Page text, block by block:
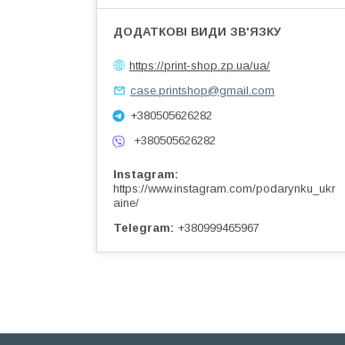
https://print-shop.zp.ua/ua/
case.printshop@gmail.com
+380505626282
+380505626282
Instagram
https://www.instagram.com/podarynku_ukr
aine/
Telegram
+380999465967